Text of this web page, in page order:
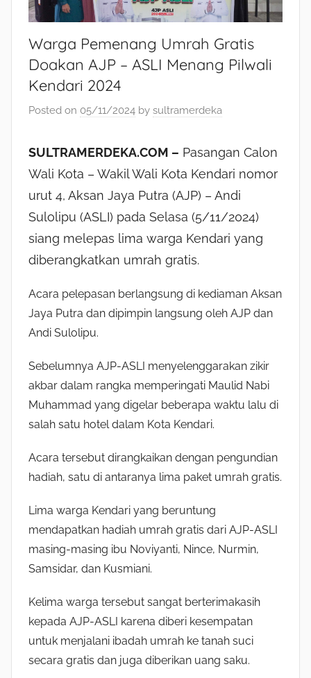
Warga Pemenang Umrah Gratis
Doakan AJP – ASLI Menang Pilwali
Kendari 2024
Posted on 05/11/2024 by sultramerdeka
SULTRAMERDEKA.COM – Pasangan Calon
Wali Kota – Wakil Wali Kota Kendari nomor
urut 4, Aksan Jaya Putra (AJP) – Andi
Sulolipu (ASLI) pada Selasa (5/11/2024)
siang melepas lima warga Kendari yang
diberangkatkan umrah gratis.
Acara pelepasan berlangsung di kediaman Aksan
Jaya Putra dan dipimpin langsung oleh AJP dan
Andi Sulolipu.
Sebelumnya AJP-ASLI menyelenggarakan zikir
akbar dalam rangka memperingati Maulid Nabi
Muhammad yang digelar beberapa waktu lalu di
salah satu hotel dalam Kota Kendari.
Acara tersebut dirangkaikan dengan pengundian
hadiah, satu di antaranya lima paket umrah gratis.
Lima warga Kendari yang beruntung
mendapatkan hadiah umrah gratis dari AJP-ASLI
masing-masing ibu Noviyanti, Nince, Nurmin,
Samsidar, dan Kusmiani.
Kelima warga tersebut sangat berterimakasih
kepada AJP-ASLI karena diberi kesempatan
untuk menjalani ibadah umrah ke tanah suci
secara gratis dan juga diberikan uang saku.